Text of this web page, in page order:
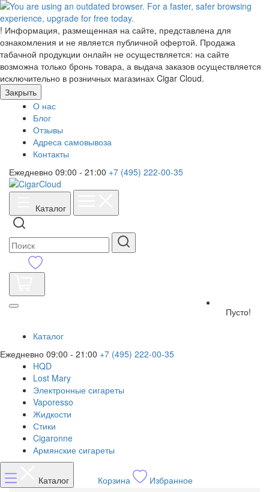
! Информация, размещенная на сайте, представлена для
ознакомления и не является публичной офертой. Продажа
табачной продукции онлайн не осуществляется: на сайте
возможна только бронь товара, а выдача заказов осуществляется
исключительно в розничных магазинах Cigar Cloud.
Закрыть
О нас
Блог
Отзывы
Адреса самовывоза
Контакты
Ежедневно 09:00 - 21:00 +7 (495) 222-00-35
Каталог
Пусто!
Каталог
Ежедневно 09:00 - 21:00 +7 (495) 222-00-35
HQD
Lost Mary
Электронные сигареты
Vaporesso
Жидкости
Стики
Cigaronne
Армянские сигареты
Каталог Корзина
Избранное